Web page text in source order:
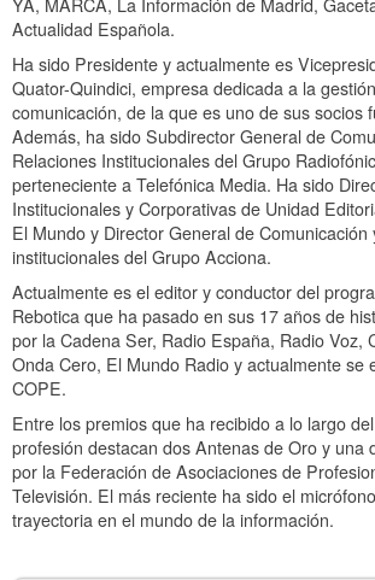
YA, MARCA, La Información de Madrid,
Actualidad Española.
Ha sido Presidente y actualmente es
Quator-Quindici, empresa dedicada a la
comunicación, de la que es uno de sus socios
Además, ha sido Subdirector General de
Relaciones Institucionales del Grupo
perteneciente a Telefónica Media. Ha sido
Institucionales y Corporativas de Unidad
El Mundo y Director General de Comunicación
institucionales del Grupo Acciona.
Actualmente es el editor y conductor del
Rebotica que ha pasado en sus 17 años de
por la Cadena Ser, Radio España, Radio Voz,
Onda Cero, El Mundo Radio y actualmente se
COPE.
Entre los premios que ha recibido a lo largo
profesión destacan dos Antenas de Oro y una
por la Federación de Asociaciones de
Televisión. El más reciente ha sido el
trayectoria en el mundo de la información.